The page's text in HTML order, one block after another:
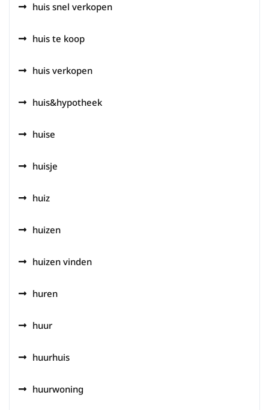
huis snel verkopen
huis te koop
huis verkopen
huis&hypotheek
huise
huisje
huiz
huizen
huizen vinden
huren
huur
huurhuis
huurwoning